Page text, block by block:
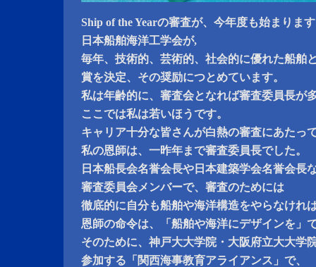
Ship of the Yearの審査が、今年度も始まりま
日本船舶海洋工学会が,
毎年、技術的、芸術的、社会的に優れた船舶
賞を決定、その奨励につとめています。
私は年齢的に、審査会となれば審査委員長が
ここでは私は若いほうです。
キャリア十分な皆さんが白熱の審査にあたっ
私の恩師は、一昨年まで審査委員長でした。
日本船長会名誉会長や日本建築学会名誉会長
審査委員会メンバーで、審査のためには
徹底的に自分も船舶や海洋構造をやらなけれ
恩師の命令は、「船舶や海洋にデザインを」
そのために、神戸大大学院・大阪府立大大学
参加する「関西海事教育アライアンス」で、